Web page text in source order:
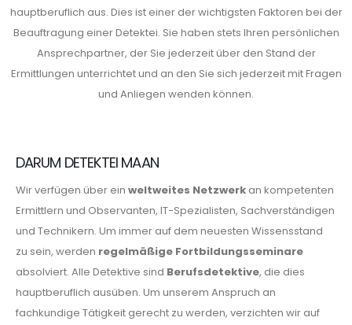
hauptberuflich aus. Dies ist einer der wichtigsten Faktoren bei der
Beauftragung einer Detektei. Sie haben stets Ihren persönlichen
Ansprechpartner, der Sie jederzeit über den Stand der
Ermittlungen unterrichtet und an den Sie sich jederzeit mit Fragen
und Anliegen wenden können.
DARUM DETEKTEI MAAN
Wir verfügen über ein weltweites Netzwerk an kompetenten
Ermittlern und Observanten, IT-Spezialisten, Sachverständigen
und Technikern. Um immer auf dem neuesten Wissensstand
zu sein, werden regelmäßige Fortbildungsseminare
absolviert. Alle Detektive sind Berufsdetektive, die dies
hauptberuflich ausüben. Um unserem Anspruch an
fachkundige Tätigkeit gerecht zu werden, verzichten wir auf